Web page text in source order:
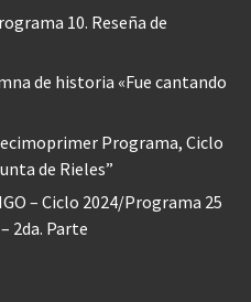
10. Reseña de
de historia «Fue cantando
Programa, Ciclo
de Rieles”
– Ciclo 2024/Programa 25
2da. Parte